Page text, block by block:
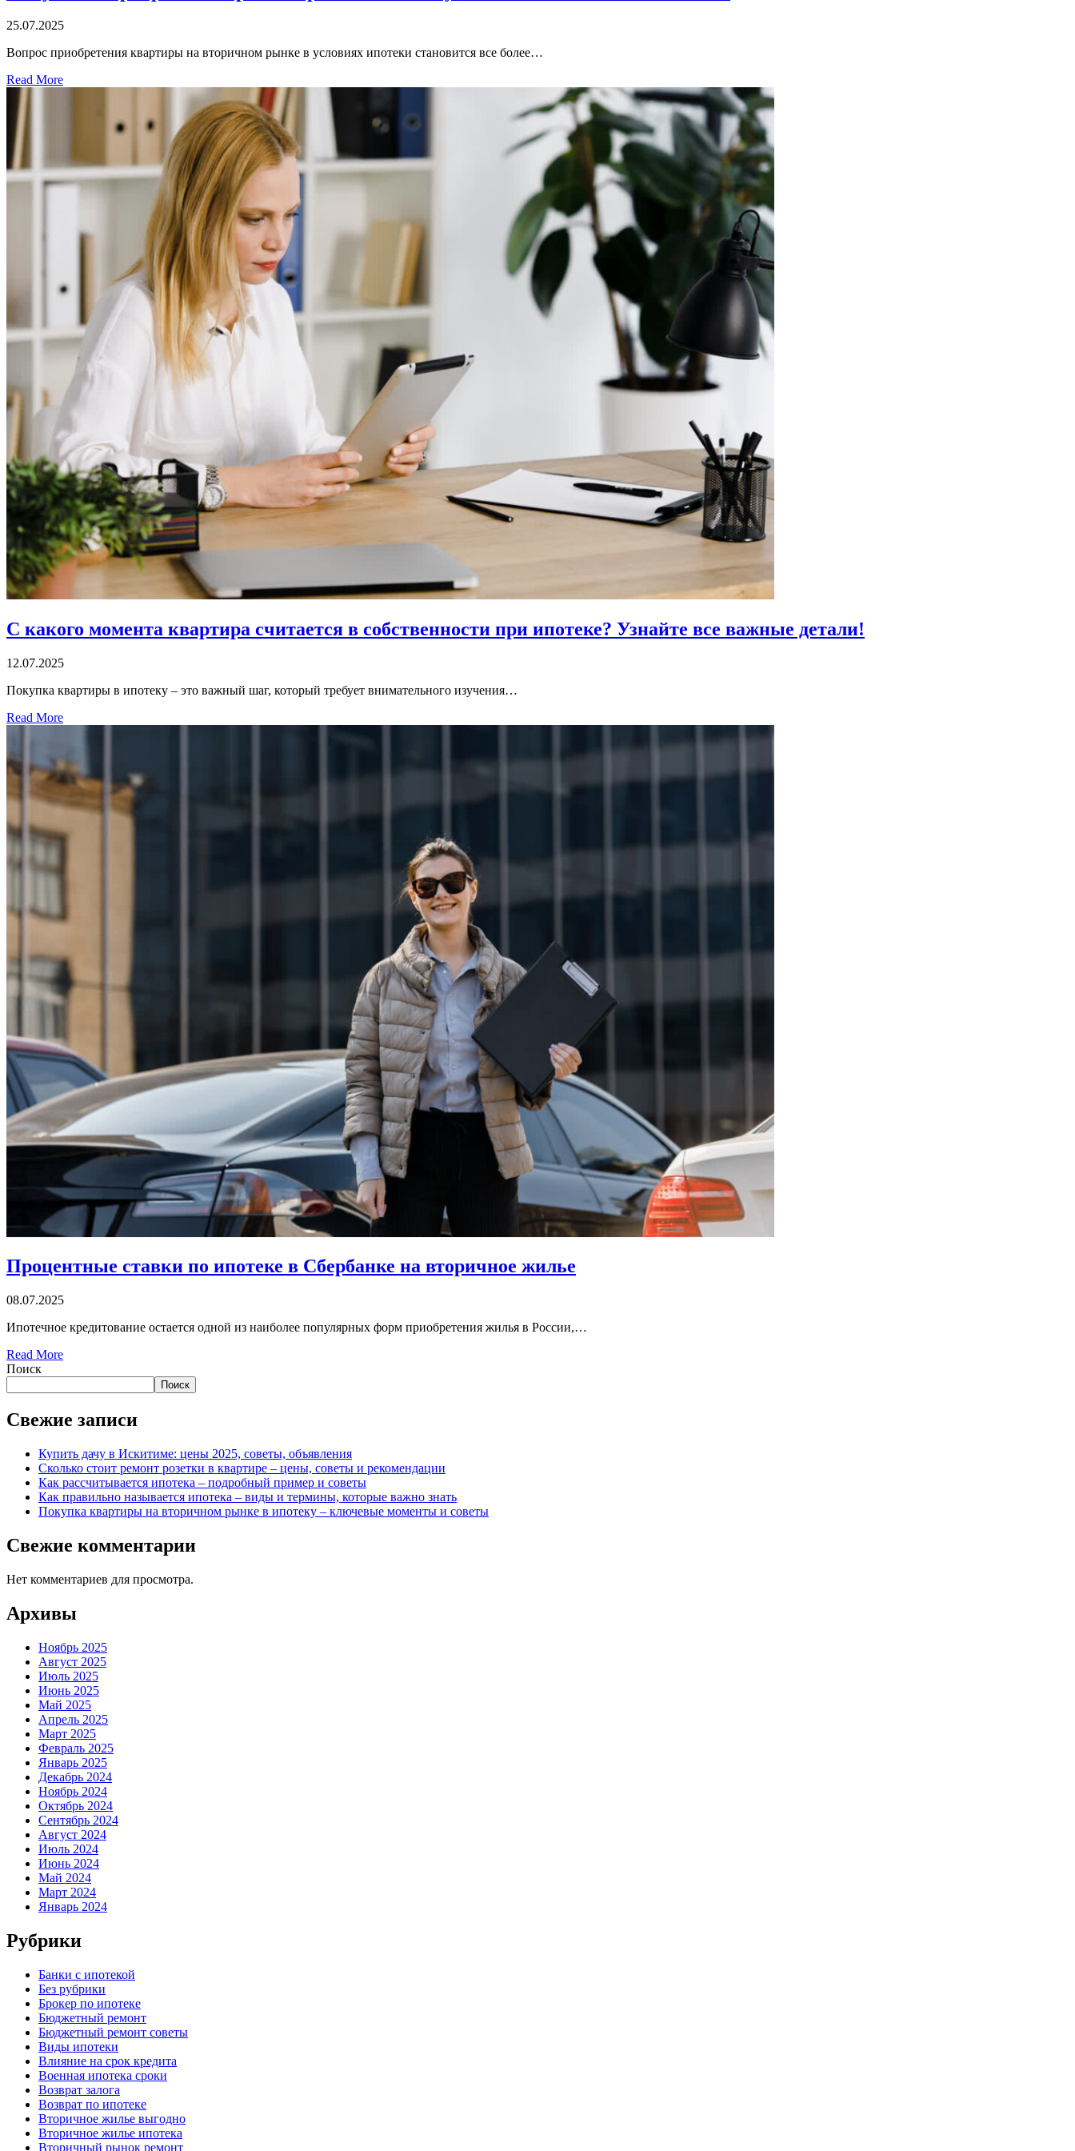
25.07.2025
Вопрос приобретения квартиры на вторичном рынке в условиях ипотеки становится все более…
Read More
С какого момента квартира считается в собственности при ипотеке? Узнайте все важные детали!
12.07.2025
Покупка квартиры в ипотеку – это важный шаг, который требует внимательного изучения…
Read More
Процентные ставки по ипотеке в Сбербанке на вторичное жилье
08.07.2025
Ипотечное кредитование остается одной из наиболее популярных форм приобретения жилья в России,…
Read More
Поиск
Поиск
Свежие записи
Купить дачу в Искитиме: цены 2025, советы, объявления
Сколько стоит ремонт розетки в квартире – цены, советы и рекомендации
Как рассчитывается ипотека – подробный пример и советы
Как правильно называется ипотека – виды и термины, которые важно знать
Покупка квартиры на вторичном рынке в ипотеку – ключевые моменты и советы
Свежие комментарии
Нет комментариев для просмотра.
Архивы
Ноябрь 2025
Август 2025
Июль 2025
Июнь 2025
Май 2025
Апрель 2025
Март 2025
Февраль 2025
Январь 2025
Декабрь 2024
Ноябрь 2024
Октябрь 2024
Сентябрь 2024
Август 2024
Июль 2024
Июнь 2024
Май 2024
Март 2024
Январь 2024
Рубрики
Банки с ипотекой
Без рубрики
Брокер по ипотеке
Бюджетный ремонт
Бюджетный ремонт советы
Виды ипотеки
Влияние на срок кредита
Военная ипотека сроки
Возврат залога
Возврат по ипотеке
Вторичное жилье выгодно
Вторичное жилье ипотека
Вторичный рынок ремонт